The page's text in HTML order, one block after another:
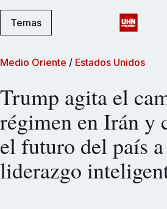
Temas
Medio Oriente / Estados Unidos
Trump agita el
régimen en Irán y
el futuro del país
liderazgo